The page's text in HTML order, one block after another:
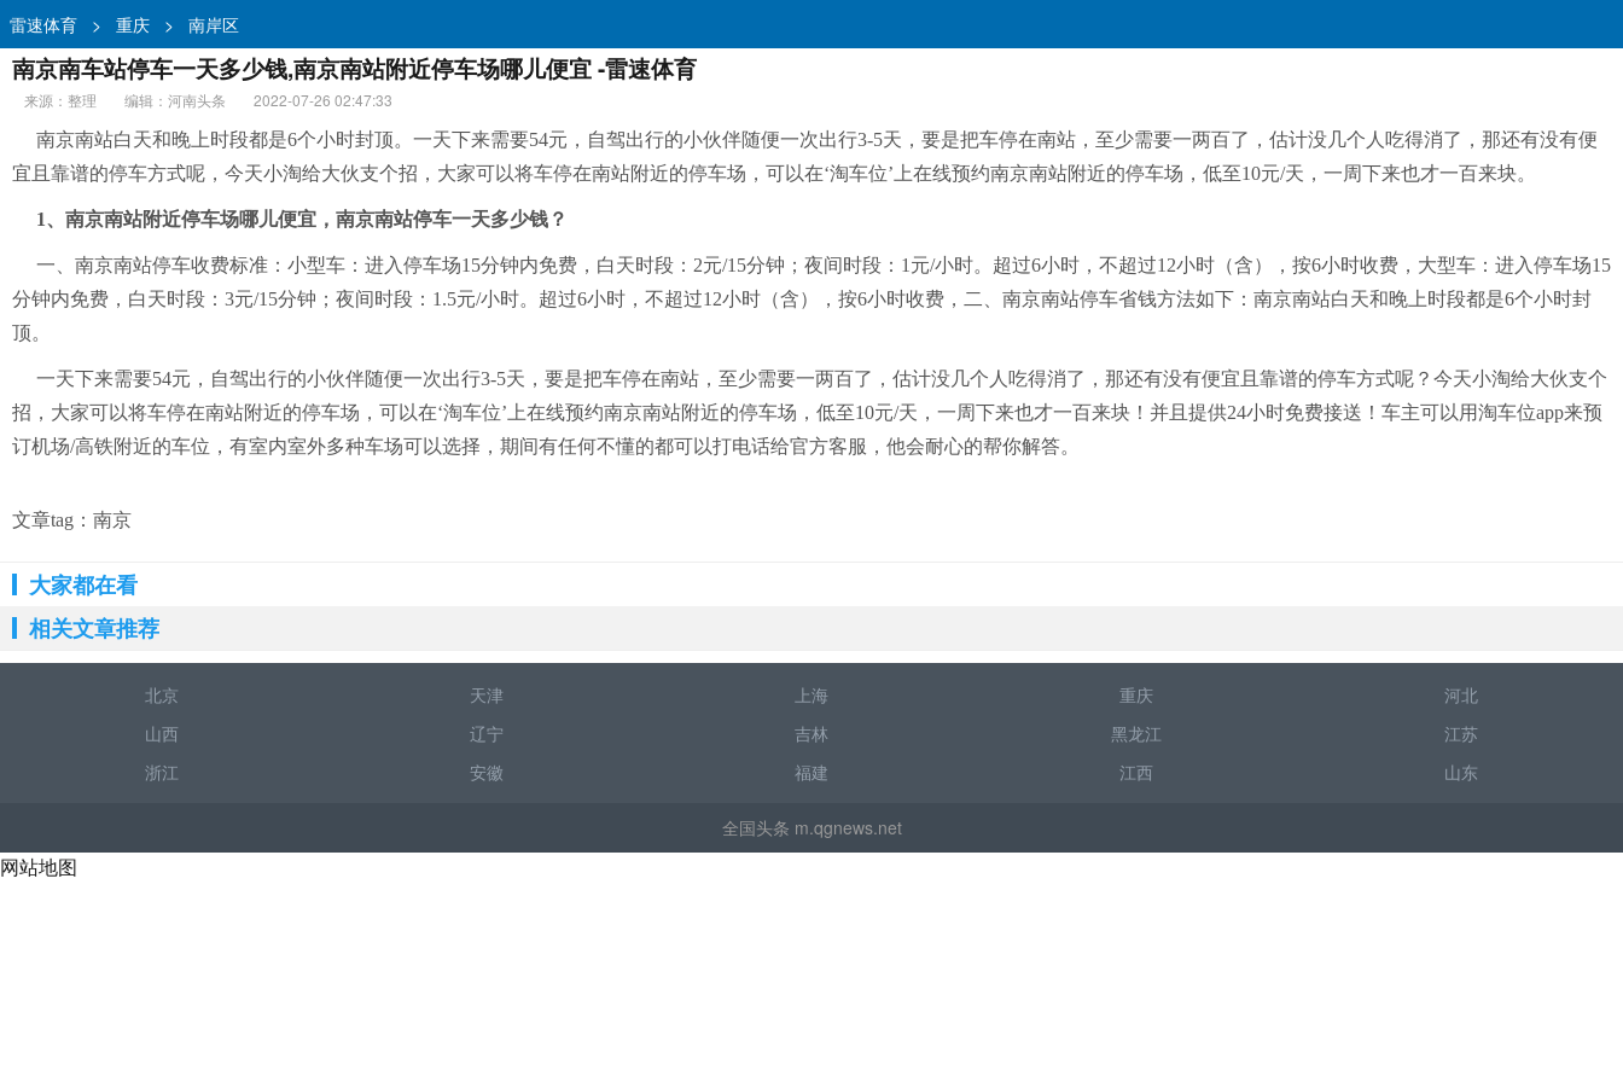
雷速体育 > 重庆 > 南岸区
南京南车站停车一天多少钱,南京南站附近停车场哪儿便宜 -雷速体育
来源：整理 编辑：河南头条
2022-07-26 02:47:33
南京南站白天和晚上时段都是6个小时封顶。一天下来需要54元，自驾出行的小伙伴随便一次出行3-5天，要是把车停在南站，至少需要一两百了，估计没几个人吃得消了，那还有没有便
宜且靠谱的停车方式呢，今天小淘给大伙支个招，大家可以将车停在南站附近的停车场，可以在‘淘车位’上在线预约南京南站附近的停车场，低至10元/天，一周下来也才一百来块。
1、南京南站附近停车场哪儿便宜，南京南站停车一天多少钱？
一、南京南站停车收费标准：小型车：进入停车场15分钟内免费，白天时段：2元/15分钟；夜间时段：1元/小时。超过6小时，不超过12小时（含），按6小时收费，大型车：进入停车场15
分钟内免费，白天时段：3元/15分钟；夜间时段：1.5元/小时。超过6小时，不超过12小时（含），按6小时收费，二、南京南站停车省钱方法如下：南京南站白天和晚上时段都是6个小时封
顶。
一天下来需要54元，自驾出行的小伙伴随便一次出行3-5天，要是把车停在南站，至少需要一两百了，估计没几个人吃得消了，那还有没有便宜且靠谱的停车方式呢？今天小淘给大伙支个
招，大家可以将车停在南站附近的停车场，可以在‘淘车位’上在线预约南京南站附近的停车场，低至10元/天，一周下来也才一百来块！并且提供24小时免费接送！车主可以用淘车位app来预
订机场/高铁附近的车位，有室内室外多种车场可以选择，期间有任何不懂的都可以打电话给官方客服，他会耐心的帮你解答。
文章tag： 南京
大家都在看
相关文章推荐
北京 天津 上海 重庆
河北
山西
辽宁 吉林 黑龙江
江苏
浙江
安徽 福建 江西 山东
全国头条 m.qgnews.net
网站地图